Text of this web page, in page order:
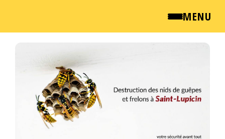
MENU
QUI SOMMES NOUS ?
NEWSROOM
TARIFS
Passer
contenu